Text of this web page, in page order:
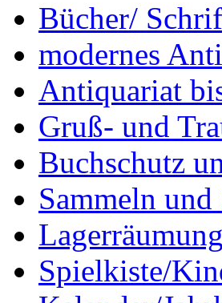
Bücher/
modernes
Antiquariat
Gruß- und
Buchschutz
Sammeln und
Spielkiste/